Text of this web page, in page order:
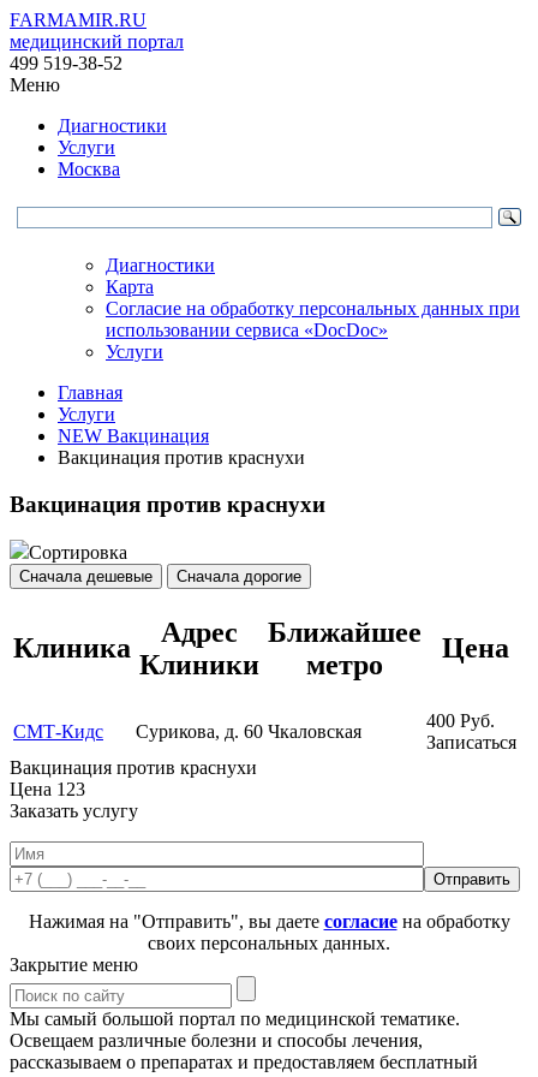
FARMAMIR.RU
медицинский портал
499 519-38-52
Меню
Диагностики
Услуги
Москва
Диагностики
Карта
Согласие на обработку персональных данных при
использовании сервиса «DocDoc»
Услуги
Главная
Услуги
NEW Вакцинация
Вакцинация против краснухи
Вакцинация против краснухи
Сортировка
Сначала дешевые Сначала дорогие
Клиника
Адрес
Клиники
Ближайшее
метро
Цена
СМТ-Кидс Сурикова, д. 60 Чкаловская
400 Руб.
Записаться
Вакцинация против краснухи
Цена 123
Заказать услугу
Нажимая на "Отправить", вы даете согласиена обработку
своих персональных данных.
Закрытие меню
Мы самый большой портал по медицинской тематике.
Освещаем различные болезни и способы лечения,
рассказываем о препаратах и предоставляем бесплатный